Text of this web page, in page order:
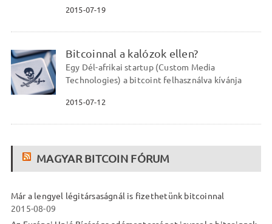
2015-07-19
Bitcoinnal a kalózok ellen?
Egy Dél-afrikai startup (Custom Media
Technologies) a bitcoint felhasználva kívánja
2015-07-12
MAGYAR BITCOIN FÓRUM
Már a lengyel légitársaságnál is fizethetünk bitcoinnal
2015-08-09